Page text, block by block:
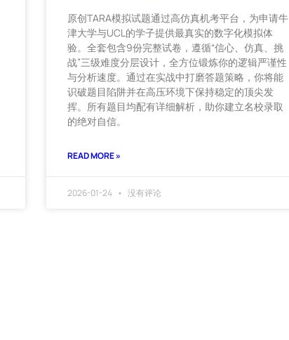
原创TARA模拟试题通过高仿真机考平台，为申请牛
津大学与UCL的学子提供最真实的数字化模拟体
验。全套包含9份完整试卷，遵循“信心、仿真、挑
战”三级难度分层设计，全方位锻炼你的逻辑严谨性
与分析速度。通过在实战中打磨答题策略，你将能
识破题目陷阱并在高压环境下保持稳定的顶尖发
挥。所有题目均配有详细解析，助你建立名校录取
的绝对自信。
READ MORE »
2026-01-24 没有评论